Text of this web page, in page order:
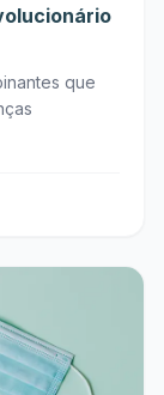
que